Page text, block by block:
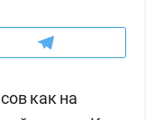
как на